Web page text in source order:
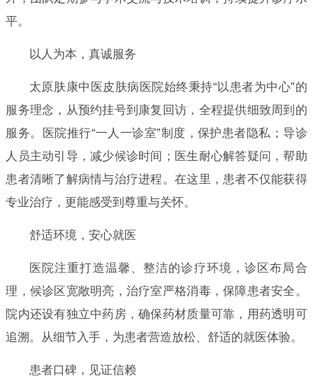
平。
以人为本，真诚服务
太原肤康中医皮肤病医院始终秉持“以患者为中心”的
服务理念，从预约挂号到康复回访，全程提供细致周到的
服务。医院推行“一人一诊室”制度，保护患者隐私；导诊
人员主动引导，减少候诊时间；医生耐心解答疑问，帮助
患者清晰了解病情与治疗进程。在这里，患者不仅能获得
专业治疗，更能感受到尊重与关怀。
舒适环境，安心就医
医院注重打造温馨、整洁的诊疗环境，诊区布局合
理，候诊区宽敞明亮，治疗室严格消毒，保障患者安全。
院内还设有独立中药房，确保药材质量可靠，用药透明可
追溯。从细节入手，为患者营造放松、舒适的就医体验。
患者口碑，见证信赖